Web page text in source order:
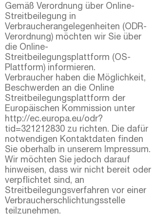
Gemäß Verordnung über Online-
Streitbeilegung in
Verbraucherangelegenheiten (ODR-
Verordnung) möchten wir Sie über
die Online-
Streitbeilegungsplattform (OS-
Plattform) informieren.
Verbraucher haben die Möglichkeit,
Beschwerden an die Online
Streitbeilegungsplattform der
Europäischen Kommission unter
http://ec.europa.eu/odr?
tid=321212830 zu richten. Die dafür
notwendigen Kontaktdaten finden
Sie oberhalb in unserem Impressum.
Wir möchten Sie jedoch darauf
hinweisen, dass wir nicht bereit oder
verpflichtet sind, an
Streitbeilegungsverfahren vor einer
Verbraucherschlichtungsstelle
teilzunehmen.